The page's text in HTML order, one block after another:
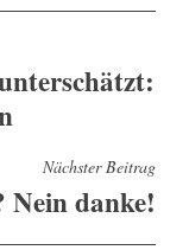
Nächster Beitrag
Nein danke!